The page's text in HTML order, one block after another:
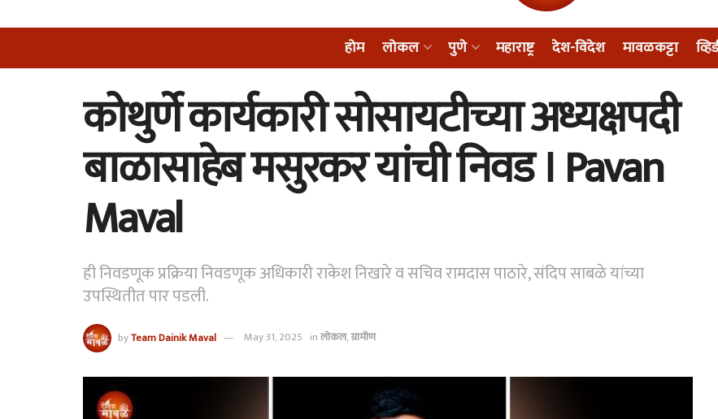
होम लोकल पुणे महाराष्ट्र देश-विदेश मावळकट्टा
कोथुर्णे कार्यकारी सोसायटीच्या अध्यक्षपदी
बाळासाहेब मसुरकर यांची निवड । Pavan
Maval
ही निवडणूक प्रक्रिया निवडणूक अधिकारी राकेश निखारे व सचिव रामदास पाठारे, संदिप साबळे यांच्या
उपस्थितीत पार पडली.
byTeam Dainik Maval May 31, 2025 inलोकल,ग्रामीण